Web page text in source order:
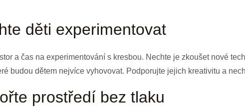
děti experimentovat
a čas na experimentování s kresbou. Nechte je zkoušet nové
budou dětem nejvíce vyhovovat. Podporujte jejich kreativitu a
prostředí bez tlaku